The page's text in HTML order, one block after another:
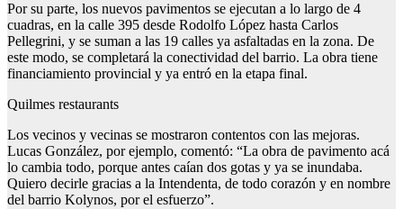
Por su parte, los nuevos pavimentos se ejecutan a lo largo de 4
cuadras, en la calle 395 desde Rodolfo López hasta Carlos
Pellegrini, y se suman a las 19 calles ya asfaltadas en la zona. De
este modo, se completará la conectividad del barrio. La obra tiene
financiamiento provincial y ya entró en la etapa final.
Quilmes restaurants
Los vecinos y vecinas se mostraron contentos con las mejoras.
Lucas González, por ejemplo, comentó: “La obra de pavimento acá
lo cambia todo, porque antes caían dos gotas y ya se inundaba.
Quiero decirle gracias a la Intendenta, de todo corazón y en nombre
del barrio Kolynos, por el esfuerzo”.